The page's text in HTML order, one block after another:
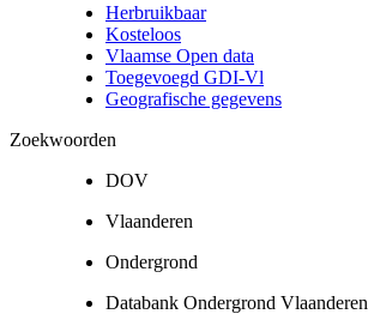
Herbruikbaar
Kosteloos
Vlaamse Open data
Toegevoegd GDI-Vl
Geografische gegevens
Zoekwoorden
DOV
Vlaanderen
Ondergrond
Databank Ondergrond Vlaanderen